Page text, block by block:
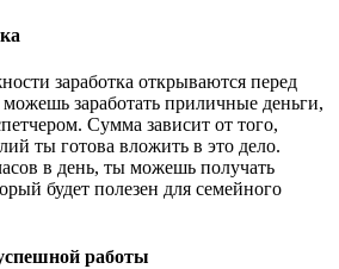
заработка открываются перед
заработать приличные деньги,
Сумма зависит от того,
ты готова вложить в это дело.
в день, ты можешь получать
будет полезен для семейного
работы